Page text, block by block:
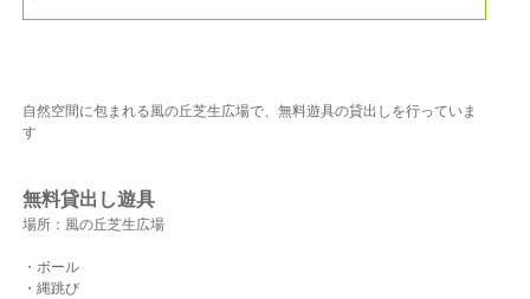
自然空間に包まれる風の丘芝生広場で、無料遊具の貸出しを行っていま
す
無料貸出し遊具
場所：風の丘芝生広場
・ボール
・縄跳び